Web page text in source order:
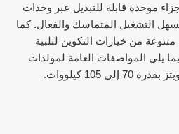
موحدة قابلة للتبديل عبر وحدات
التشغيل المتماسك والفعال. كما
من خيارات التكوين لتلبية
يلي المواصفات العامة لمولدات
105 كيلووات.